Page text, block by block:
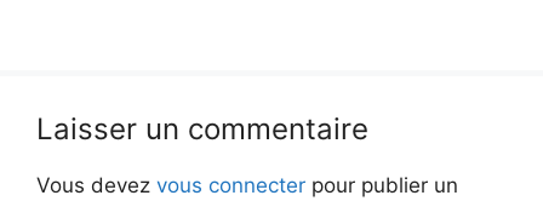
Laisser un commentaire
Vous devez vous connecter pour publier un